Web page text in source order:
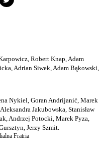
Robert Knap, Adam
Adrian Siwek, Adam Bąkowski,
Nykiel, Goran Andrijanić, Marek
Jakubowska, Stanisław
Andrzej Potocki, Marek Pyza,
Jerzy Szmit.
Fratria